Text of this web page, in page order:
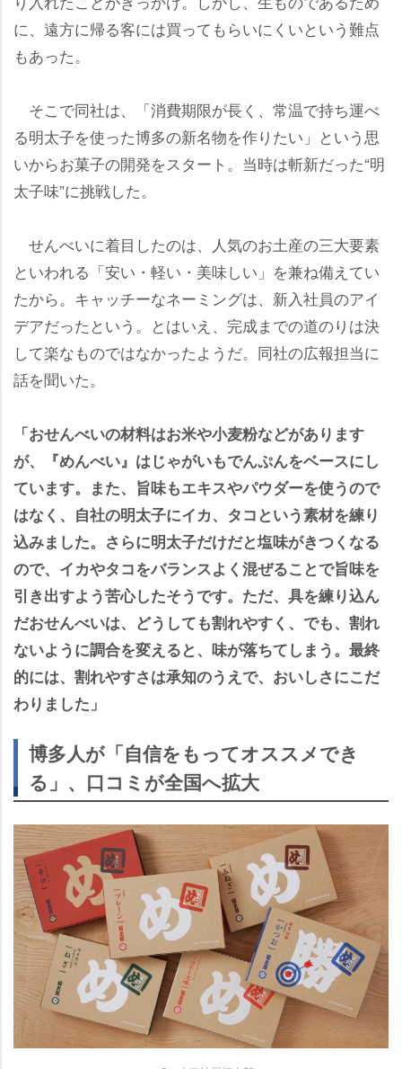
に、遠方に帰る客には買ってもらいにくいという難点
もあった。
そこで同社は、「消費期限が長く、常温で持ち運べ
る明太子を使った博多の新名物を作りたい」という思
いからお菓子の開発をスタート。当時は斬新だった“明
太子味”に挑戦した。
せんべいに着目したのは、人気のお土産の三大要素
といわれる「安い・軽い・美味しい」を兼ね備えてい
たから。キャッチーなネーミングは、新入社員のアイ
デアだったという。とはいえ、完成までの道のりは決
して楽なものではなかったようだ。同社の広報担当に
話を聞いた。
「おせんべいの材料はお米や小麦粉などがあります
が、『めんべい』はじゃがいもでんぷんをベースにし
ています。また、旨味もエキスやパウダーを使うので
はなく、自社の明太子にイカ、タコという素材を練り
込みました。さらに明太子だけだと塩味がきつくなる
ので、イカやタコをバランスよく混ぜることで旨味を
引き出すよう苦心したそうです。ただ、具を練り込ん
だおせんべいは、どうしても割れやすく、でも、割れ
ないように調合を変えると、味が落ちてしまう。最終
的には、割れやすさは承知のうえで、おいしさにこだ
わりました」
博多人が「自信をもってオススメでき
る」、口コミが全国へ拡大